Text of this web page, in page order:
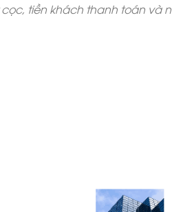
tiền khách thanh toán và